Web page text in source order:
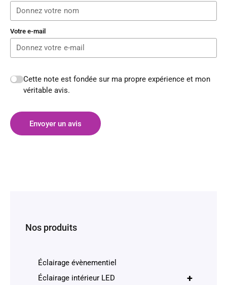
Votre e-mail
Cette note est fondée sur ma propre expérience et mon
véritable avis.
Envoyer un avis
Nos produits
Éclairage évènementiel
+
Éclairage intérieur LED